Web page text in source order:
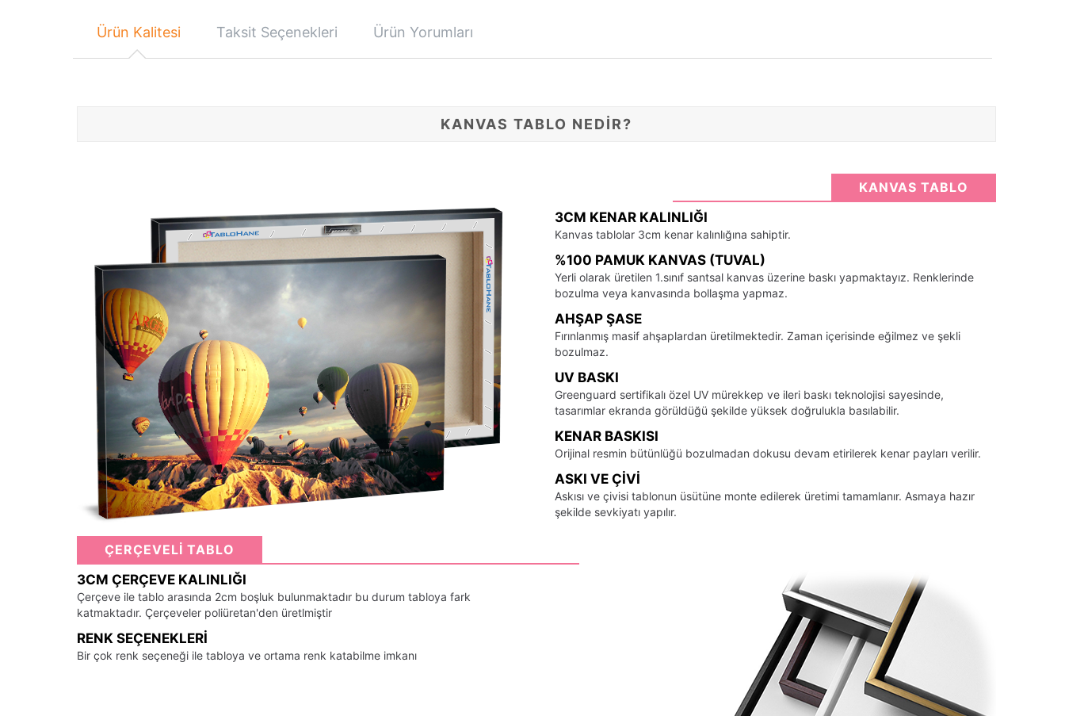
Ürün Kalitesi Taksit Seçenekleri Ürün Yorumları
KANVAS TABLO NEDİR?
KANVAS TABLO
3CM KENAR KALINLIĞI
Kanvas tablolar 3cm kenar kalınlığına sahiptir.
%100 PAMUK KANVAS (TUVAL)
Yerli olarak üretilen 1.sınıf santsal kanvas üzerine baskı yapmaktayız. Renklerinde
bozulma veya kanvasında bollaşma yapmaz.
AHŞAP ŞASE
Fırınlanmış masif ahşaplardan üretilmektedir. Zaman içerisinde eğilmez ve şekli
bozulmaz.
UV BASKI
Greenguard sertifikalı özel UV mürekkep ve ileri baskı teknolojisi sayesinde,
tasarımlar ekranda görüldüğü şekilde yüksek doğrulukla basılabilir.
KENAR BASKISI
Orijinal resmin bütünlüğü bozulmadan dokusu devam etirilerek kenar payları verilir.
ASKI VE ÇIVI
Askısı ve çivisi tablonun üsütüne monte edilerek üretimi tamamlanır. Asmaya hazır
şekilde sevkiyatı yapılır.
ÇERÇEVELİ TABLO
3CM ÇERÇEVE KALINLIĞI
Çerçeve ile tablo arasında 2cm boşluk bulunmaktadır bu durum tabloya fark
katmaktadır. Çerçeveler poliüretan'den üretlmiştir
RENK SEÇENEKLERI
Bir çok renk seçeneği ile tabloya ve ortama renk katabilme imkanı